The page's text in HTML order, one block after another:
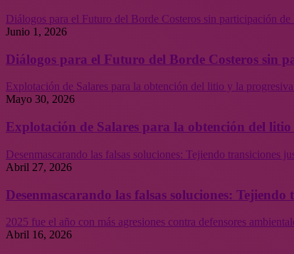
Diálogos para el Futuro del Borde Costeros sin participación
Junio 1, 2026
Diálogos para el Futuro del Borde Costeros sin
Explotación de Salares para la obtención del litio y la
Mayo 30, 2026
Explotación de Salares para la obtención del
Desenmascarando las falsas soluciones: Tejiendo transiciones
Abril 27, 2026
Desenmascarando las falsas soluciones: Tejiendo
2025 fue el año con más agresiones contra defensores
Abril 16, 2026